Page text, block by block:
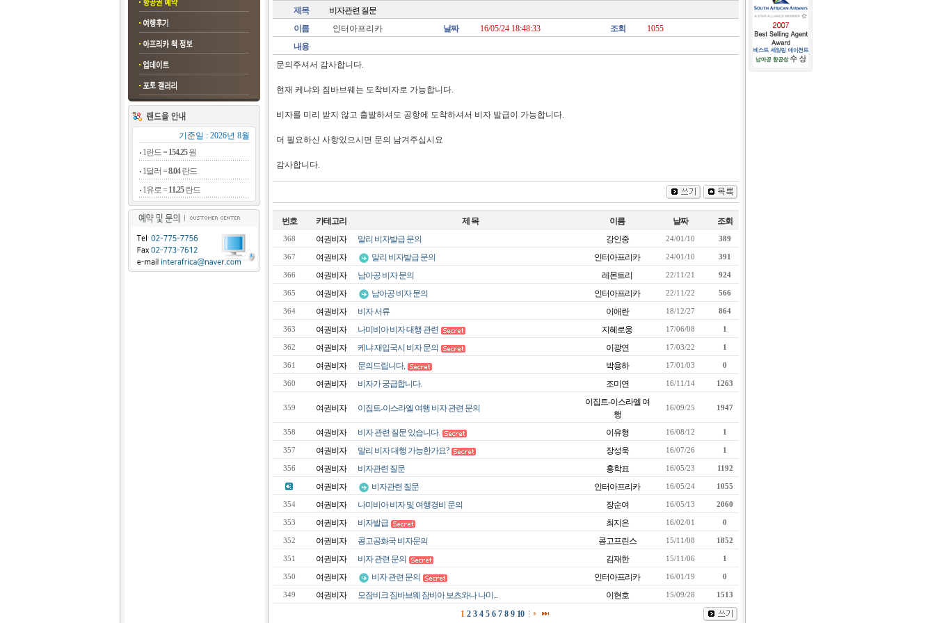
기준일 : 2026년 8월
1란드 = 154.25원
1달러 =8.04란드
1유로 = 11.25란드
제목
비자관련 질문
이름
인터아프리카 날짜 16/05/24 18:48:33 조회
1055
내용
문의주셔서 감사합니다.
현재 케냐와 짐바브웨는 도착비자로 가능합니다.
비자를 미리 받지 않고 출발하셔도 공항에 도착하셔서 비자 발급이 가능합니다.
더 필요하신 사항있으시면 문의 남겨주십시요
감사합니다.
번호 카테고리 제 목 이름 날짜 조회
368 여권비자 말리 비자발급 문의 강인중 24/01/10 389
367 여권비자 말리 비자발급 문의 인터아프리카 24/01/10 391
366 여권비자 남아공 비자 문의 레몬트리 22/11/21 924
365 여권비자 남아공 비자 문의 인터아프리카 22/11/22 566
364 여권비자 비자 서류 이애란 18/12/27 864
363 여권비자 나미비아 비자 대행 관련 지혜로웅 17/06/08 1
362 여권비자 케냐 재입국시 비자 문의 이광연 17/03/22 1
361 여권비자 문의드립니다, 박용하 17/01/03 0
360 여권비자 비자가 궁급합니다. 조미연 16/11/14 1263
359 여권비자 이집트-이스라엘 여행 비자 관련 문의
이집트-이스라엘 여
행
16/09/25 1947
358 여권비자 비자 관련 질문 있습니다. 이유형 16/08/12 1
357 여권비자 말리 비자 대행 가능한가요? 장성욱 16/07/26 1
356 여권비자 비자관련 질문 홍학표 16/05/23 1192
여권비자 비자관련 질문 인터아프리카 16/05/24 1055
354 여권비자 나미비아 비자 및 여행경비 문의 장순여 16/05/13 2060
353 여권비자 비자발급 최지은 16/02/01 0
352 여권비자 콩고공화국 비자문의 콩고프린스 15/11/08 1852
351 여권비자 비자 관련 문의 김재한 15/11/06 1
350 여권비자 비자 관련 문의 인터아프리카 16/01/19 0
349 여권비자 모잠비크 짐바브웨 잠비아 보츠와나 나미... 이현호 15/09/28 1513
1 2 3 4 5 6 7 8 9 10